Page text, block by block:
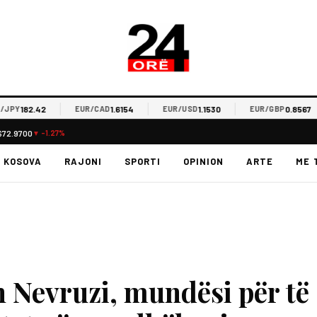
182.42 EUR/CAD1.6154 EUR/USD1.1530 EUR/GBP0.8567
▼ -1.27%
KOSOVA RAJONI SPORTI OPINION ARTE ME
Nevruzi, mundësi për të